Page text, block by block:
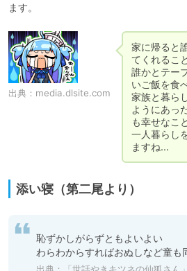
ます。
出典： media.dlsite.com
家に帰ると
てくれること
誰かとテー
いご飯を食
家族と暮ら
ようにあっ
も幸せなこ
一人暮らし
ますね…
添い寝（第二尾より）
恥ずかしがらずともよいよい
わらわからすればおぬしなど童も